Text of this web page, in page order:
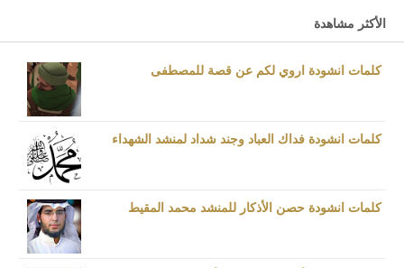
الأكثر مشاهدة
كلمات انشودة اروي لكم عن قصة للمصطفى
كلمات انشودة فداك العباد وجند شداد لمنشد الشهداء
كلمات انشودة حصن الأذكار للمنشد محمد المقيط